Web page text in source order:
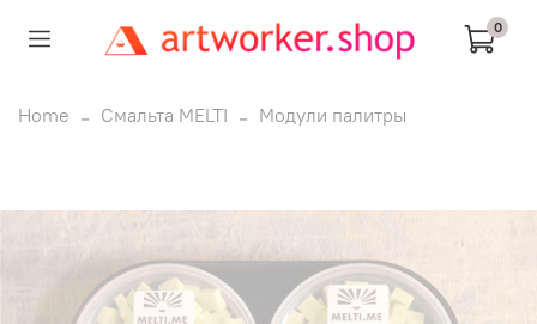
0
Home Смальта MELTI Модули палитры